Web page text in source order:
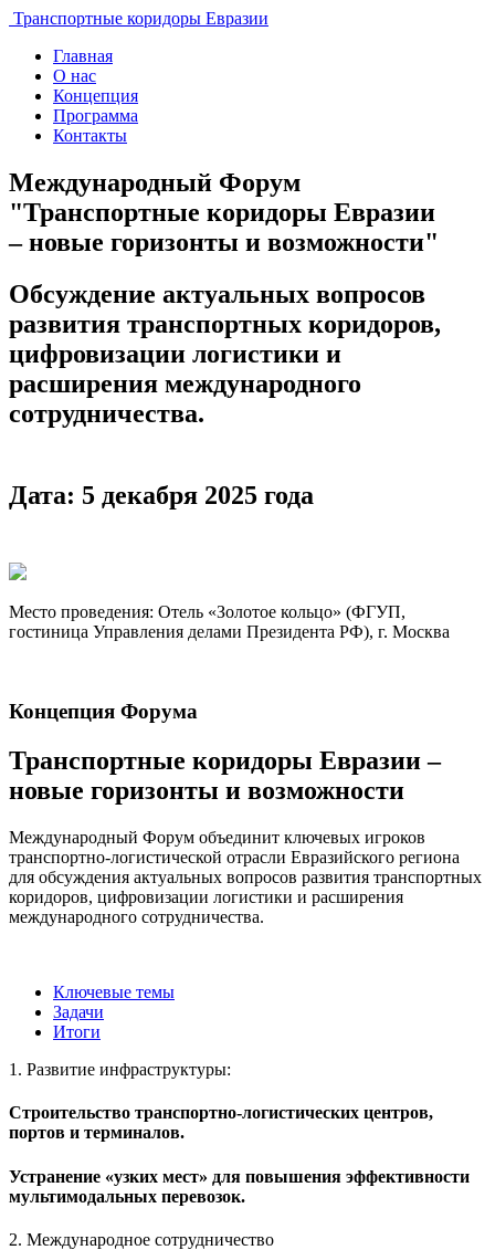
Транспортные коридоры Евразии
Главная
О нас
Концепция
Программа
Контакты
Международный Форум
"Транспортные коридоры Евразии
– новые горизонты и возможности"
Обсуждение актуальных вопросов
развития транспортных коридоров,
цифровизации логистики и
расширения международного
сотрудничества.
Дата: 5 декабря 2025 года
Место проведения: Отель «Золотое кольцо» (ФГУП,
гостиница Управления делами Президента РФ), г. Москва
Концепция Форума
Транспортные коридоры Евразии –
новые горизонты и возможности
Международный Форум объединит ключевых игроков
транспортно-логистической отрасли Евразийского региона
для обсуждения актуальных вопросов развития транспортных
коридоров, цифровизации логистики и расширения
международного сотрудничества.
Ключевые темы
Задачи
Итоги
1. Развитие инфраструктуры:
Строительство транспортно-логистических центров,
портов и терминалов.
Устранение «узких мест» для повышения эффективности
мультимодальных перевозок.
2. Международное сотрудничество